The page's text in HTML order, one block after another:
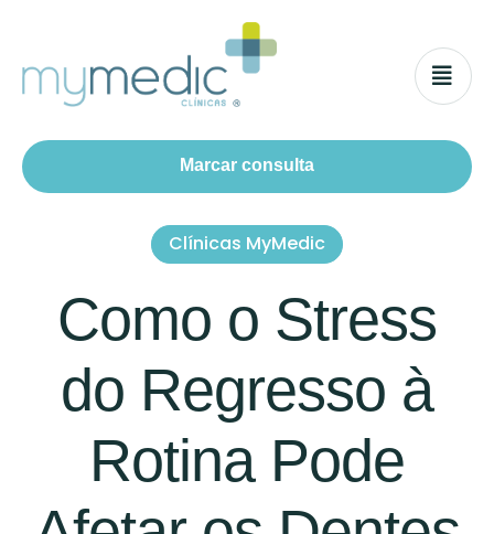
Marcar consulta
Clínicas MyMedic
Como o Stress
do Regresso à
Rotina Pode